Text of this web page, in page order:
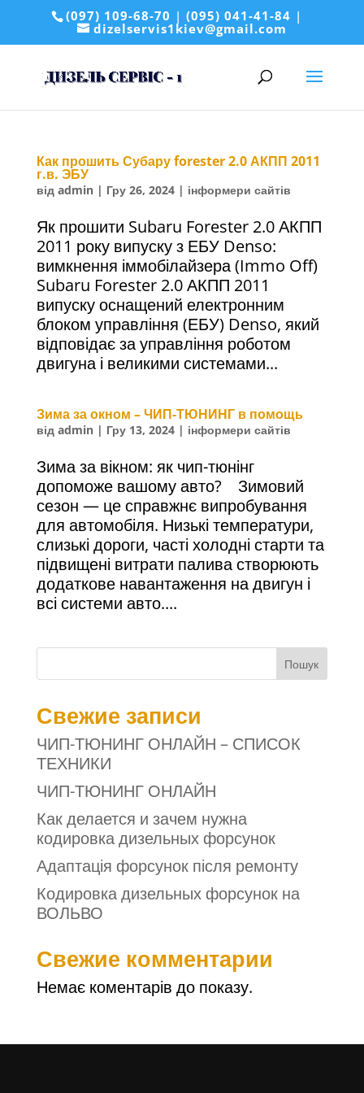
(097) 109-68-70 | (095) 041-41-84 |
dizelservis1kiev@gmail.com
Как прошить Субару forester 2.0 АКПП 2011
г.в. ЭБУ
від admin| Гру 26, 2024| інформери сайтів
Як прошити Subaru Forester 2.0 АКПП
2011 року випуску з ЕБУ Denso:
вимкнення іммобілайзера (Immo Off)
Subaru Forester 2.0 АКПП 2011
випуску оснащений електронним
блоком управління (ЕБУ) Denso, який
відповідає за управління роботом
двигуна і великими системами...
Зима за окном – ЧИП-ТЮНИНГ в помощь
від admin| Гру 13, 2024| інформери сайтів
Зима за вікном: як чип-тюнінг
допоможе вашому авто? Зимовий
сезон — це справжнє випробування
для автомобіля. Низькі температури,
слизькі дороги, часті холодні старти та
підвищені витрати палива створюють
додаткове навантаження на двигун і
всі системи авто....
Пошук
Свежие записи
ЧИП-ТЮНИНГ ОНЛАЙН – СПИСОК
ТЕХНИКИ
ЧИП-ТЮНИНГ ОНЛАЙН
Как делается и зачем нужна
кодировка дизельных форсунок
Адаптація форсунок після ремонту
Кодировка дизельных форсунок на
ВОЛЬВО
Свежие комментарии
Немає коментарів до показу.